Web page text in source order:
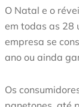
O Natal e o
em todas as 28
empresa se
ano ou ainda
Os